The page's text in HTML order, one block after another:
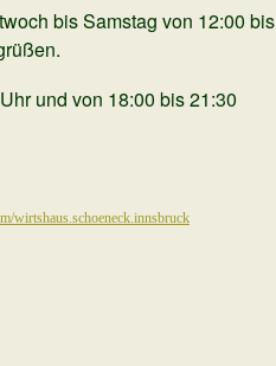
bis Samstag von 12:00 bis
und von 18:00 bis 21:30
wirtshaus.schoeneck.innsbruck